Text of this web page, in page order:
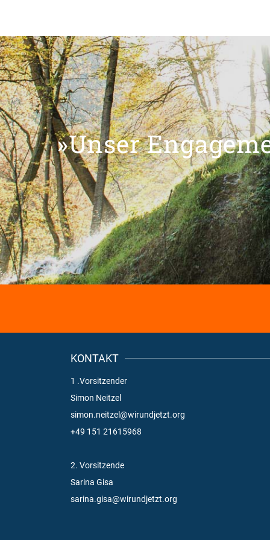
»Unser
KONTAKT
1 .Vorsitzender
Simon Neitzel
simon.neitzel@wirundjetzt.org
+49 151 21615968
2. Vorsitzende
Sarina Gisa
sarina.gisa@wirundjetzt.org